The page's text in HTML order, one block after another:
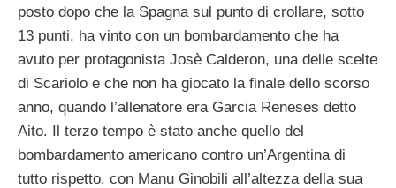
posto dopo che la Spagna sul punto di crollare, sotto
13 punti, ha vinto con un bombardamento che ha
avuto per protagonista Josè Calderon, una delle scelte
di Scariolo e che non ha giocato la finale dello scorso
anno, quando l’allenatore era Garcia Reneses detto
Aito. Il terzo tempo è stato anche quello del
bombardamento americano contro un’Argentina di
tutto rispetto, con Manu Ginobili all’altezza della sua